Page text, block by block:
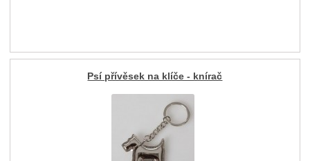
Psí přívěsek na klíče - knírač